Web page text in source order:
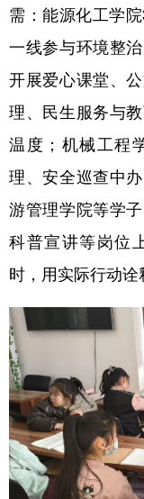
需：能源化工学
一线参与环境整
开展爱心课堂、
理、民生服务与
温度；机械工程
理、安全巡查中
游管理学院等学
科普宣讲等岗位
时，用实际行动诠